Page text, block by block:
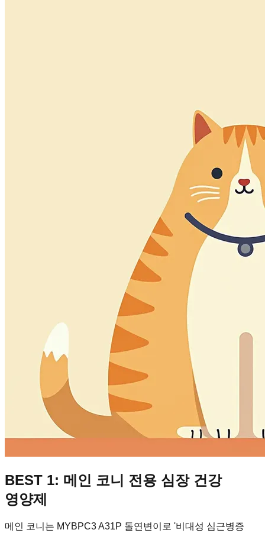
BEST 1: 메인 코니 전용 심장 건강
영양제
메인 코니는 MYBPC3 A31P 돌연변이로 '비대성 심근병증